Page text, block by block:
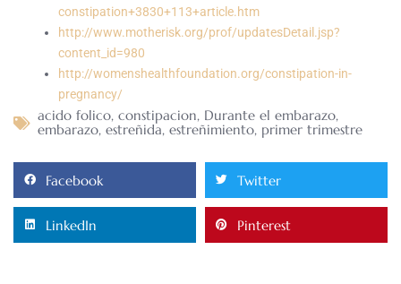
constipation+3830+113+article.htm
http://www.motherisk.org/prof/updatesDetail.jsp?
content_id=980
http://womenshealthfoundation.org/constipation-in-
pregnancy/
acido folico, constipacion, Durante el embarazo,
embarazo, estreñida, estreñimiento, primer trimestre
Facebook Twitter
LinkedIn Pinterest